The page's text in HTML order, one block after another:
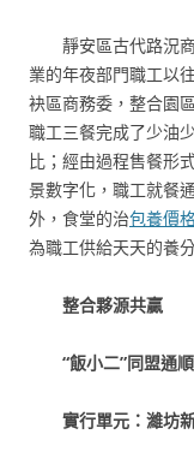
靜安區古代路況
業的年夜部門職工以
袂區商務委，整合園
職工三餐完成了少油
比；經由過程售餐形
景數字化，職工就餐
外，食堂的治包養價
為職工供給天天的養
整合夥源共贏
“飯小二”同盟通
實行單元：濰坊